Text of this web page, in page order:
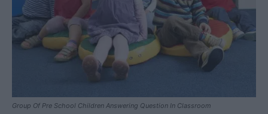
Group Of Pre School Children Answering Question In Classroom